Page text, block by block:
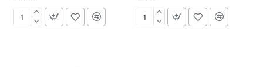
Bracciale
Bracciale